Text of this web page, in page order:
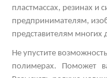
пластмассах, резинах и
предпринимателям,
представителям многих
Не упустите
полимерах. Поможет